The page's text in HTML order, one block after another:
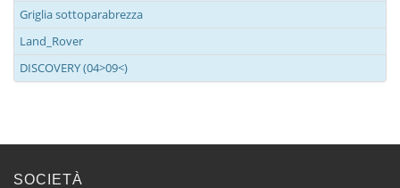
Griglia sottoparabrezza
Land_Rover
DISCOVERY (04>09<)
SOCIETÀ